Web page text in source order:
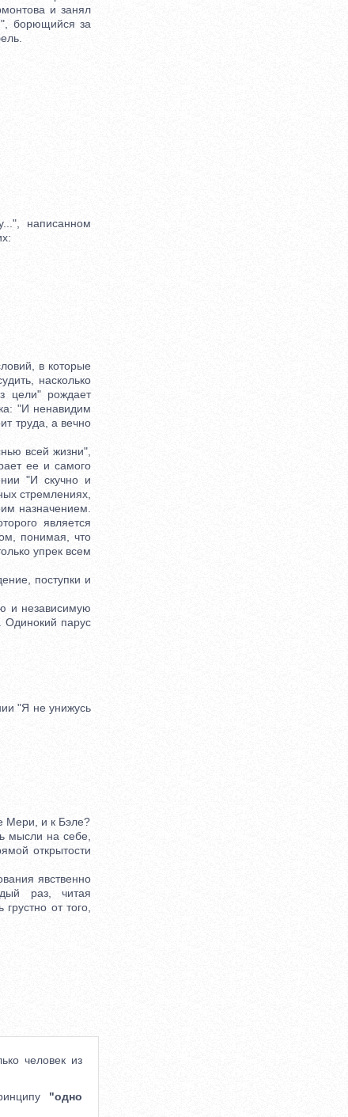
и занял
борющийся за
написанном
в которые
насколько
цели" рождает
"И ненавидим
труда, а вечно
всей жизни",
ее и самого
"И скучно и
стремлениях,
назначением.
является
понимая, что
упрек всем
поступки и
и независимую
Одинокий парус
"Я не унижусь
Мери, и к Бэле?
мысли на себе,
открытости
явственно
раз, читая
от того,
человек из
"одно